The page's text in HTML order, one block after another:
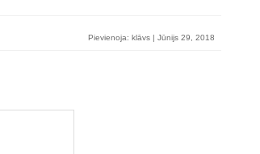
Pievienoja: klāvs | Jūnijs 29, 2018